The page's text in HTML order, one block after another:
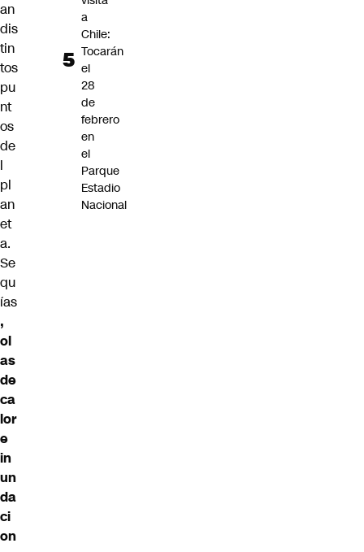
an
dis
tin
tos
pu
nt
os
de
l
pl
an
et
a.
Se
qu
ías
,
ol
as
de
ca
lor
e
in
un
da
ci
on
a
Chile:
Tocarán
el
28
de
febrero
en
el
Parque
Estadio
Nacional